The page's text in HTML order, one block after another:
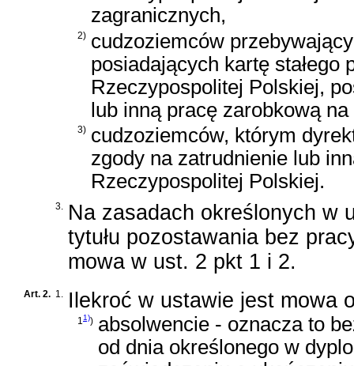
zagranicznych,
2) cudzoziemców
posiadających kartę
Rzeczypospolitej Polskiej,
lub inną pracę zarobkową
3) cudzoziemców, którym
zgody na zatrudnienie lub
Rzeczypospolitej Polskiej.
3. Na zasadach określonych w
tytułu pozostawania bez
mowa w ust. 2 pkt 1 i 2.
Art. 2. 1. Ilekroć w ustawie jest mowa
11)) absolwencie - oznacza to
od dnia określonego w